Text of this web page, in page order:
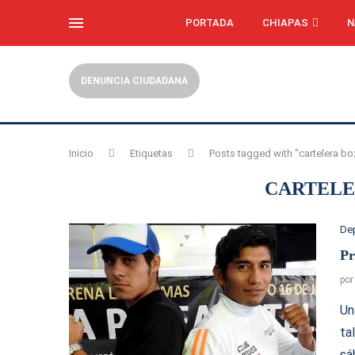
PORTADA CHIAPAS
DENUNCIA CIUDADANA
Inicio Etiquetas Posts tagged with "cartelera
por